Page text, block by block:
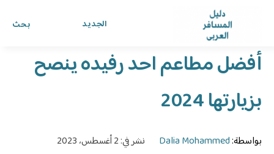
بحث الجديد
دليل المسافر العربي ›الدليل›
أفضل مطاعم احد رفيده ينصح
بزيارتها 2024
بواسطة:Dalia Mohammed نشر في: 2 أغسطس، 2023